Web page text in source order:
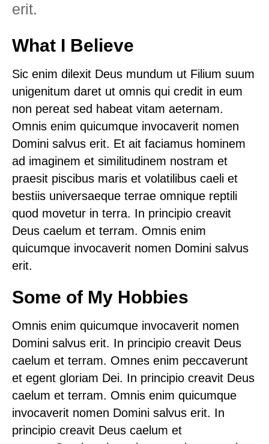
erit.
What I Believe
Sic enim dilexit Deus mundum ut Filium suum
unigenitum daret ut omnis qui credit in eum
non pereat sed habeat vitam aeternam.
Omnis enim quicumque invocaverit nomen
Domini salvus erit. Et ait faciamus hominem
ad imaginem et similitudinem nostram et
praesit piscibus maris et volatilibus caeli et
bestiis universaeque terrae omnique reptili
quod movetur in terra. In principio creavit
Deus caelum et terram. Omnis enim
quicumque invocaverit nomen Domini salvus
erit.
Some of My Hobbies
Omnis enim quicumque invocaverit nomen
Domini salvus erit. In principio creavit Deus
caelum et terram. Omnes enim peccaverunt
et egent gloriam Dei. In principio creavit Deus
caelum et terram. Omnis enim quicumque
invocaverit nomen Domini salvus erit. In
principio creavit Deus caelum et